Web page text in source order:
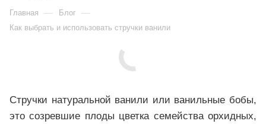
Главная — Блог —
Как выбрать и использовать стручки ванили
Стручки натуральной ванили или ванильные бобы,
это созревшие плоды цветка семейства орхидных,